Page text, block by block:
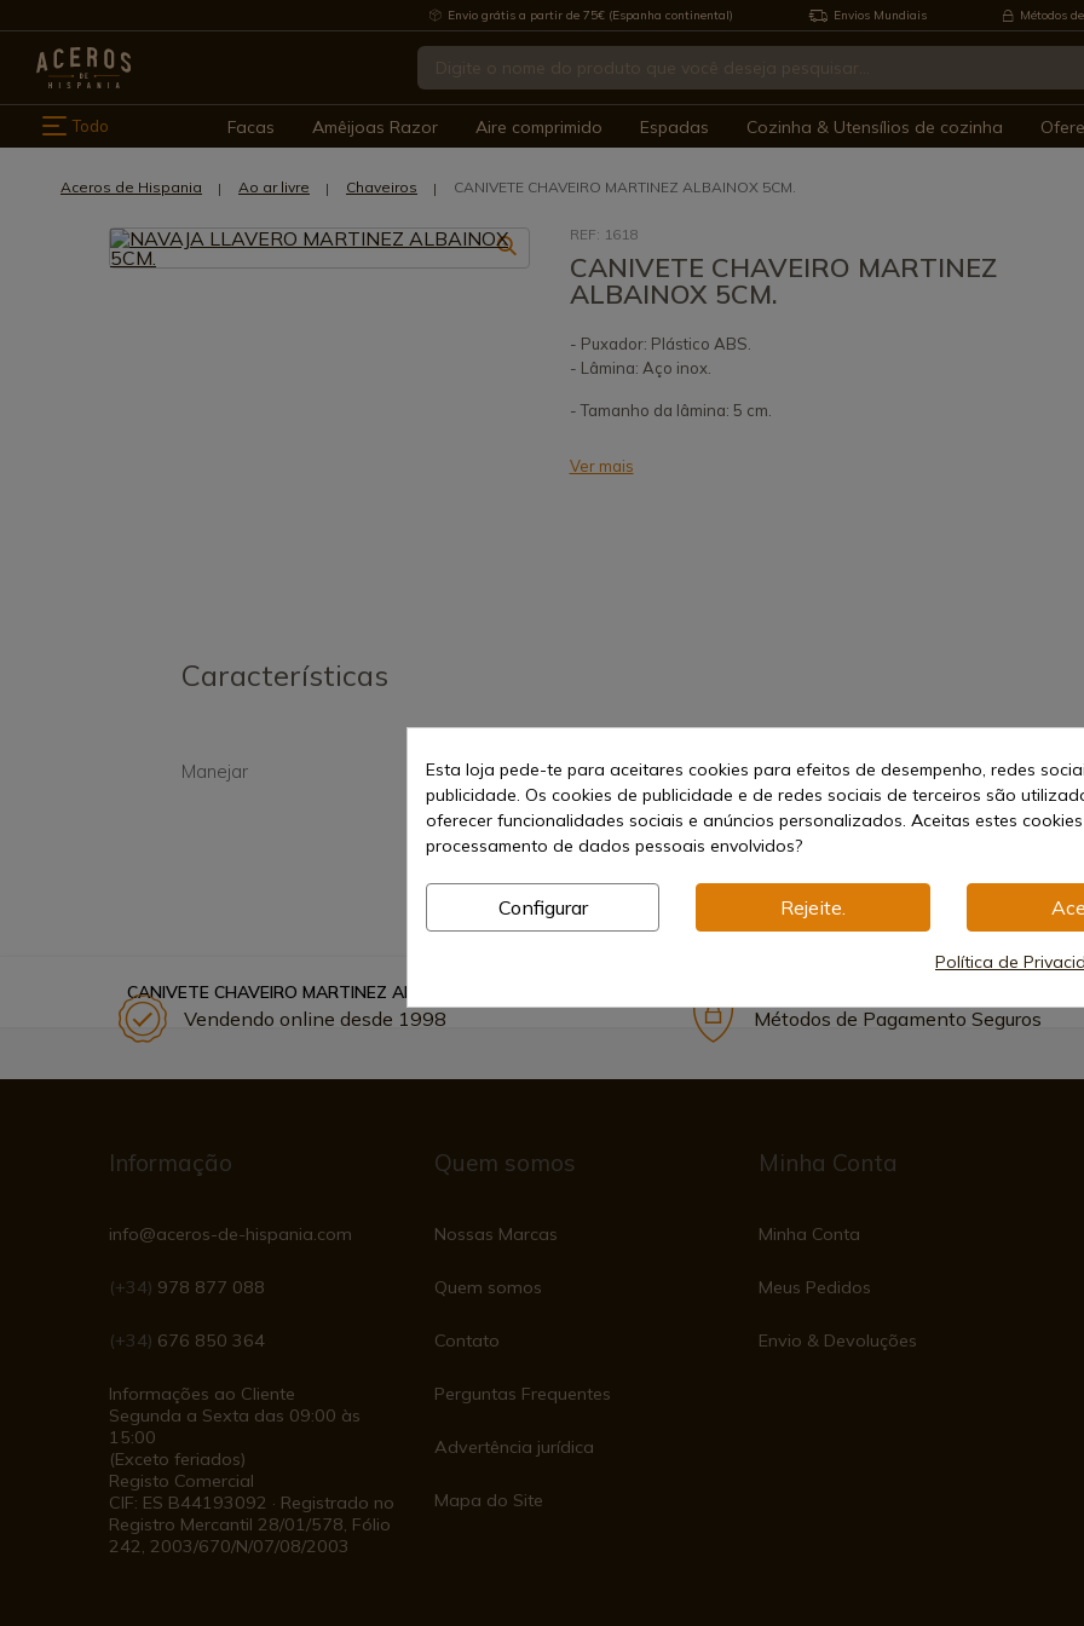
Envio grátis a partir de 75€ (Espanha continental) Envios Mundiais Métodos
Todo Facas Amêijoas Razor Aire comprimido Espadas Cozinha & Utensílios de cozinha
Aceros de Hispania Ao ar livre Chaveiros CANIVETE CHAVEIRO MARTINEZ ALBAINOX 5CM.
REF: 1618
CANIVETE CHAVEIRO MARTINEZ
ALBAINOX 5CM.
- Puxador: Plástico ABS.
- Lâmina: Aço inox.
- Tamanho da lâmina: 5 cm.
Ver mais
Características
Manejar Sintético
CANIVETE CHAVEIRO MARTINEZ ALBAINOX 5CM.
Vendendo online desde 1998 Métodos de Pagamento Seguros
Informação
info@aceros-de-hispania.com
(+34) 978 877 088
(+34) 676 850 364
Informações ao Cliente
Segunda a Sexta das 09:00 às
15:00
(Exceto feriados)
Registo Comercial
CIF: ES B44193092 · Registrado no
Registro Mercantil 28/01/578, Fólio
242, 2003/670/N/07/08/2003
Quem somos
Nossas Marcas
Quem somos
Contato
Perguntas Frequentes
Advertência jurídica
Mapa do Site
Minha Conta
Minha Conta
Meus Pedidos
Envio & Devoluções
Esta loja pede-te para aceitares cookies para efeitos de desempenho, redes
publicidade. Os cookies de publicidade e de redes sociais de terceiros são
oferecer funcionalidades sociais e anúncios personalizados. Aceitas estes
processamento de dados pessoais envolvidos?
Configurar Rejeite.
Política de